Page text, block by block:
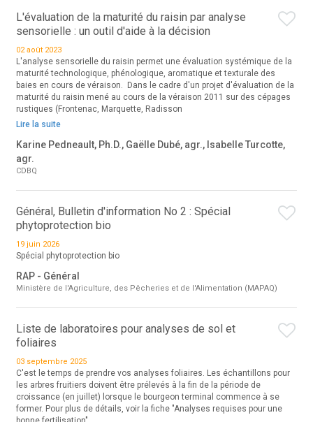
L'évaluation de la maturité du raisin par analyse
sensorielle : un outil d'aide à la décision
02 août 2023
L'analyse sensorielle du raisin permet une évaluation systémique de la
maturité technologique, phénologique, aromatique et texturale des
baies en cours de véraison. Dans le cadre d'un projet d'évaluation de la
maturité du raisin mené au cours de la véraison 2011 sur des cépages
rustiques (Frontenac, Marquette, Radisson
Lire la suite
Karine Pedneault, Ph.D., Gaëlle Dubé, agr., Isabelle Turcotte,
agr.
CDBQ
Général, Bulletin d'information No 2 : Spécial
phytoprotection bio
19 juin 2026
Spécial phytoprotection bio
RAP - Général
Ministère de l'Agriculture, des Pêcheries et de l'Alimentation (MAPAQ)
Liste de laboratoires pour analyses de sol et
foliaires
03 septembre 2025
C'est le temps de prendre vos analyses foliaires. Les échantillons pour
les arbres fruitiers doivent être prélevés à la fin de la période de
croissance (en juillet) lorsque le bourgeon terminal commence à se
former. Pour plus de détails, voir la fiche "Analyses requises pour une